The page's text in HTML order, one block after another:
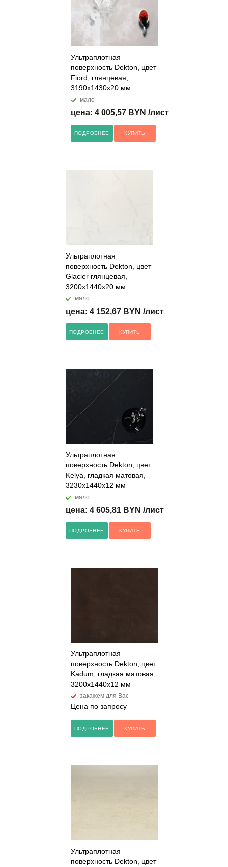
Ультраплотная
поверхность Dekton, цвет
Fiord, глянцевая,
3190x1430x20 мм
мало
цена: 4 005,57 BYN /лист
ПОДРОБНЕЕ КУПИТЬ
Ультраплотная
поверхность Dekton, цвет
Glacier глянцевая,
3200x1440x20 мм
мало
цена: 4 152,67 BYN /лист
ПОДРОБНЕЕ КУПИТЬ
Ультраплотная
поверхность Dekton, цвет
Kelya, гладкая матовая,
3230x1440x12 мм
мало
цена: 4 605,81 BYN /лист
ПОДРОБНЕЕ КУПИТЬ
Ультраплотная
поверхность Dekton, цвет
Kadum, гладкая матовая,
3200x1440x12 мм
закажем для Вас
Цена по запросу
ПОДРОБНЕЕ КУПИТЬ
Ультраплотная
поверхность Dekton, цвет